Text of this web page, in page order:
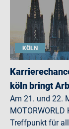
KÖLN
köln bringt
Am 21. und 22.
Treffpunkt für